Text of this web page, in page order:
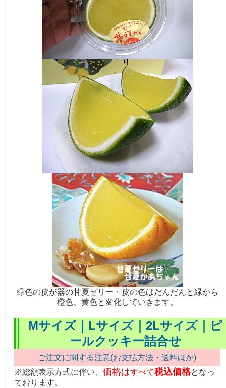
緑色の皮が器の甘夏ゼリー・皮の色はだんだんと緑から
橙色、黄色と変化していきます。
Mサイズ｜ Lサイズ｜ 2Lサイズ｜
ピ
ールクッキー詰合せ
ご注文に関する注意(お支払方法・送料ほか)
※総額表示方式に伴い、価格はすべて税込価格となっ
ております。